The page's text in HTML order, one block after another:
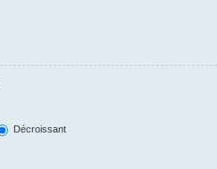
Décroissant